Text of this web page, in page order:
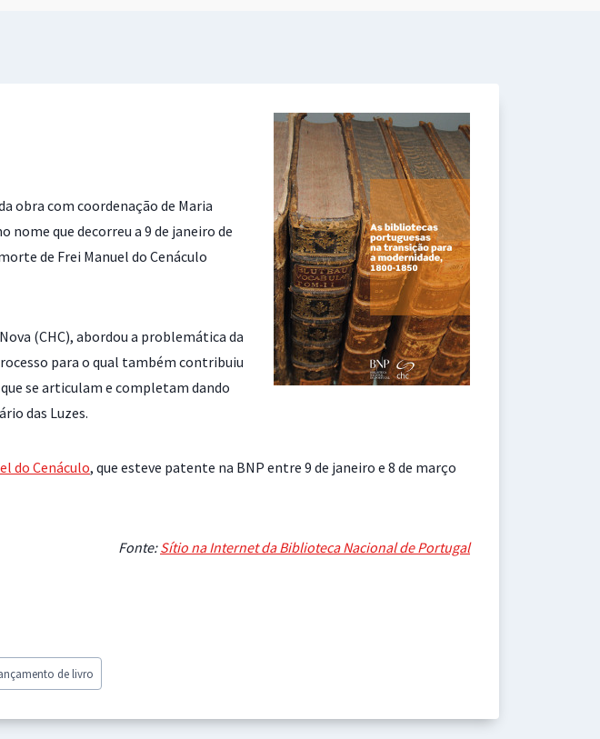
obra com coordenação de Maria
nome que decorreu a 9 de janeiro de
de Frei Manuel do Cenáculo
(CHC), abordou a problemática da
para o qual também contribuiu
se articulam e completam dando
das Luzes.
do Cenáculo, que esteve patente na BNP entre 9 de janeiro e 8 de março
Fonte:Sítio na Internet da Biblioteca Nacional de Portugal
de livro